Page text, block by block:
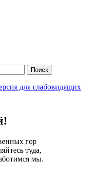
Поиск
для слабовидящих
гор
туда,
мы.